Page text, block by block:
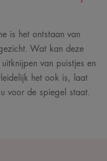
is het ontstaan van
Wat kan deze
van puistjes en
het ook is, laat
voor de spiegel staat.